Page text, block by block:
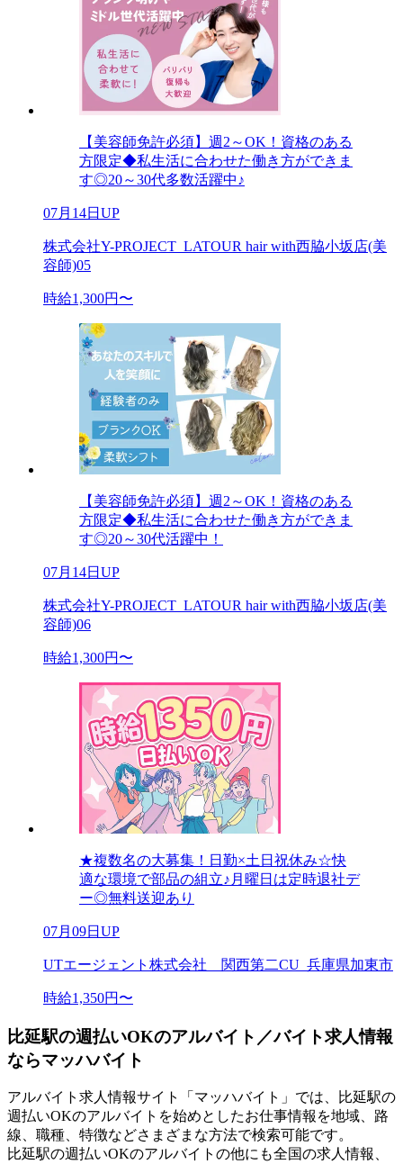
【美容師免許必須】週2～OK！資格のある
方限定◆私生活に合わせた働き方ができま
す◎20～30代多数活躍中♪
07月14日UP
株式会社Y-PROJECT_LATOUR hair with西脇小坂店(美
容師)05
時給1,300円〜
【美容師免許必須】週2～OK！資格のある
方限定◆私生活に合わせた働き方ができま
す◎20～30代活躍中！
07月14日UP
株式会社Y-PROJECT_LATOUR hair with西脇小坂店(美
容師)06
時給1,300円〜
★複数名の大募集！日勤×土日祝休み☆快
適な環境で部品の組立♪月曜日は定時退社デ
ー◎無料送迎あり
07月09日UP
UTエージェント株式会社 関西第二CU_兵庫県加東市
時給1,350円〜
比延駅の週払いOKのアルバイト／バイト求人情報
ならマッハバイト
アルバイト求人情報サイト「マッハバイト」では、比延駅の
週払いOKのアルバイトを始めとしたお仕事情報を地域、路
線、職種、特徴などさまざまな方法で検索可能です。
比延駅の週払いOKのアルバイトの他にも全国の求人情報、